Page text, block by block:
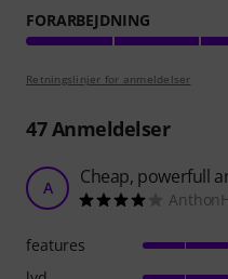
FORARBEJDNING
Retningslinjer for anmeldelser
47Anmeldelser
A Cheap, powerfull
features